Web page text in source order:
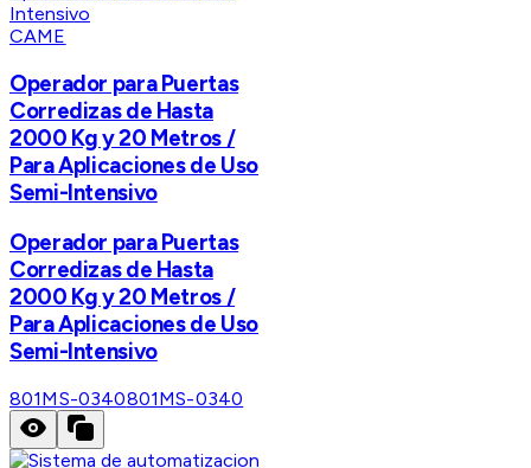
CAME
Operador para Puertas
Corredizas de Hasta
2000 Kg y 20 Metros /
Para Aplicaciones de Uso
Semi-Intensivo
Operador para Puertas
Corredizas de Hasta
2000 Kg y 20 Metros /
Para Aplicaciones de Uso
Semi-Intensivo
801MS-0340801MS-0340